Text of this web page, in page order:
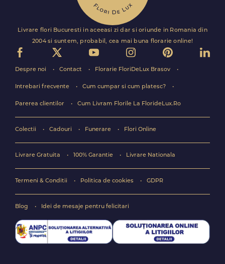
Livrare flori Bucuresti in aceeasi zi dar si oriunde in Romania din
2004 si suntem, probabil, cea mai buna florarie online!
Despre noi Contact Florarie FloriDeLux Brasov
Intrebari frecvente Cum cumpar si cum platesc?
Parerea clientilor Cum Livram Florile La FlorideLux.Ro
Colectii Cadouri Funerare Flori Online
Livrare Gratuita 100% Garantie Livrare Nationala
Termeni & Conditii Politica de cookies GDPR
Blog Idei de mesaje pentru felicitari